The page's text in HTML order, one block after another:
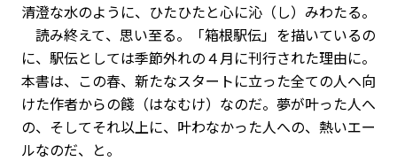
清澄な水のように、ひたひたと心に沁（し）みわたる。
読み終えて、思い至る。「箱根駅伝」を描いているの
に、駅伝としては季節外れの４月に刊行された理由に。
本書は、この春、新たなスタートに立った全ての人へ向
けた作者からの餞（はなむけ）なのだ。夢が叶った人へ
の、そしてそれ以上に、叶わなかった人への、熱いエー
ルなのだ、と。